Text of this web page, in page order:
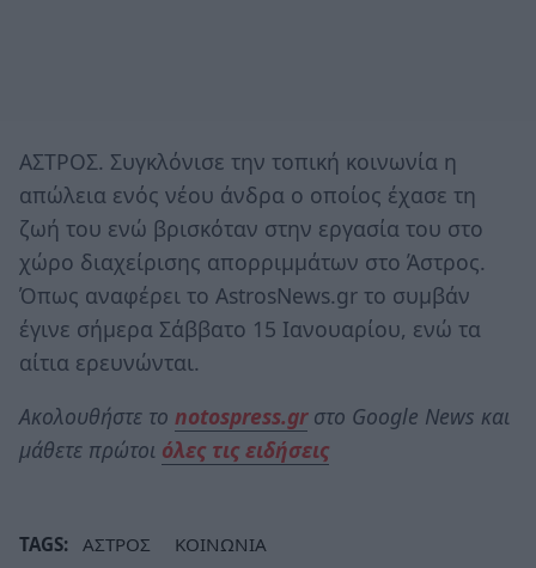
ΑΣΤΡΟΣ. Συγκλόνισε την τοπική κοινωνία η
απώλεια ενός νέου άνδρα ο οποίος έχασε τη
ζωή του ενώ βρισκόταν στην εργασία του στο
χώρο διαχείρισης απορριμμάτων στο Άστρος.
Όπως αναφέρει το AstrosNews.gr το συμβάν
έγινε σήμερα Σάββατο 15 Ιανουαρίου, ενώ τα
αίτια ερευνώνται.
Ακολουθήστε το notospress.grστο Google News και
μάθετε πρώτοι όλες τις ειδήσεις
TAGS: ΑΣΤΡΟΣ ΚΟΙΝΩΝΙΑ